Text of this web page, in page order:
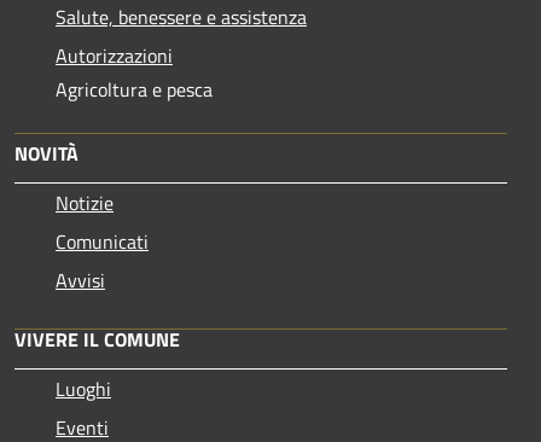
Salute, benessere e assistenza
Autorizzazioni
Agricoltura e pesca
NOVITÀ
Notizie
Comunicati
Avvisi
VIVERE IL COMUNE
Luoghi
Eventi